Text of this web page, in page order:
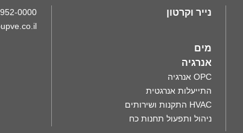
נייר וקרטון
מים
אנרגיה
OPC אנרגיה
התייעלות אנרגטית
HVAC התקנות ושירותים
ניהול ותפעול תחנות כח
0000